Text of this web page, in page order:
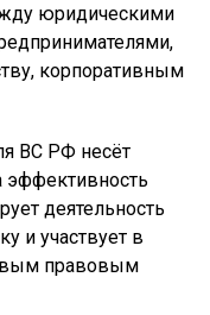
юридическими
корпоративным
ВС РФ несёт
эффективность
деятельность
и участвует в
правовым